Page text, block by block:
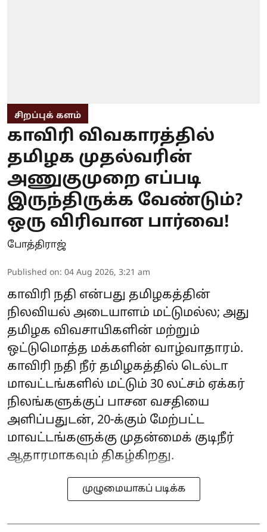
சிறப்புக் களம்
காவிரி விவகாரத்தில்
தமிழக முதல்வரின்
அணுகுமுறை எப்படி
இருந்திருக்க வேண்டும்?
ஒரு விரிவான பார்வை!
போத்திராஜ்
Published on: 04 Aug 2026, 3:21 am
காவிரி நதி என்பது தமிழகத்தின்
நிலவியல் அடையாளம் மட்டுமல்ல; அது
தமிழக விவசாயிகளின் மற்றும்
ஒட்டுமொத்த மக்களின் வாழ்வாதாரம்.
காவிரி நதி நீர் தமிழகத்தில் டெல்டா
மாவட்டங்களில் மட்டும் 30 லட்சம் ஏக்கர்
நிலங்களுக்குப் பாசன வசதியை
அளிப்பதுடன், 20-க்கும் மேற்பட்ட
மாவட்டங்களுக்கு முதன்மைக் குடிநீர்
ஆதாரமாகவும் திகழ்கிறது.
முழுமையாகப் படிக்க